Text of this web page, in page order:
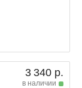
3 340 р.
в наличии